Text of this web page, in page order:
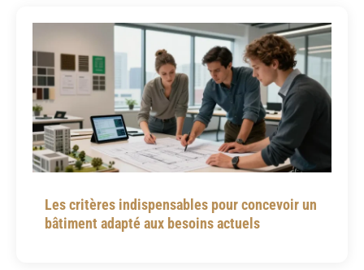
Les critères indispensables pour concevoir un
bâtiment adapté aux besoins actuels